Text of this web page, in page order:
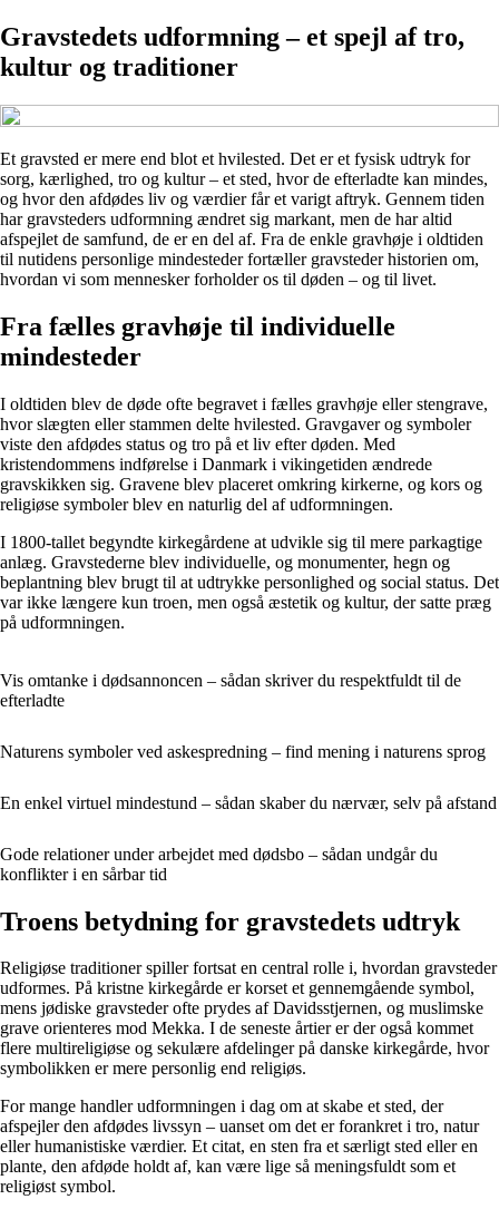
Gravstedets udformning – et spejl af tro,
kultur og traditioner
Et gravsted er mere end blot et hvilested. Det er et fysisk udtryk for
sorg, kærlighed, tro og kultur – et sted, hvor de efterladte kan mindes,
og hvor den afdødes liv og værdier får et varigt aftryk. Gennem tiden
har gravsteders udformning ændret sig markant, men de har altid
afspejlet de samfund, de er en del af. Fra de enkle gravhøje i oldtiden
til nutidens personlige mindesteder fortæller gravsteder historien om,
hvordan vi som mennesker forholder os til døden – og til livet.
Fra fælles gravhøje til individuelle
mindesteder
I oldtiden blev de døde ofte begravet i fælles gravhøje eller stengrave,
hvor slægten eller stammen delte hvilested. Gravgaver og symboler
viste den afdødes status og tro på et liv efter døden. Med
kristendommens indførelse i Danmark i vikingetiden ændrede
gravskikken sig. Gravene blev placeret omkring kirkerne, og kors og
religiøse symboler blev en naturlig del af udformningen.
I 1800-tallet begyndte kirkegårdene at udvikle sig til mere parkagtige
anlæg. Gravstederne blev individuelle, og monumenter, hegn og
beplantning blev brugt til at udtrykke personlighed og social status. Det
var ikke længere kun troen, men også æstetik og kultur, der satte præg
på udformningen.
Vis omtanke i dødsannoncen – sådan skriver du respektfuldt til de
efterladte
Naturens symboler ved askespredning – find mening i naturens sprog
En enkel virtuel mindestund – sådan skaber du nærvær, selv på afstand
Gode relationer under arbejdet med dødsbo – sådan undgår du
konflikter i en sårbar tid
Troens betydning for gravstedets udtryk
Religiøse traditioner spiller fortsat en central rolle i, hvordan gravsteder
udformes. På kristne kirkegårde er korset et gennemgående symbol,
mens jødiske gravsteder ofte prydes af Davidsstjernen, og muslimske
grave orienteres mod Mekka. I de seneste årtier er der også kommet
flere multireligiøse og sekulære afdelinger på danske kirkegårde, hvor
symbolikken er mere personlig end religiøs.
For mange handler udformningen i dag om at skabe et sted, der
afspejler den afdødes livssyn – uanset om det er forankret i tro, natur
eller humanistiske værdier. Et citat, en sten fra et særligt sted eller en
plante, den afdøde holdt af, kan være lige så meningsfuldt som et
religiøst symbol.